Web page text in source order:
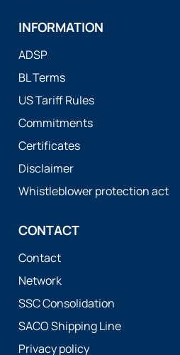
INFORMATION
ADSP
BL Terms
US Tariff Rules
Commitments
Certificates
Disclaimer
Whistleblower protection act
CONTACT
Contact
Network
SSC Consolidation
SACO Shipping Line
Privacy policy